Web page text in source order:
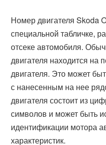
Номер двигателя Skoda
специальной табличке,
отсеке автомобиля.
двигателя находится на
двигателя. Это может
с нанесенным на нее
двигателя состоит из
символов и может быть
идентификации мотора
характеристик.